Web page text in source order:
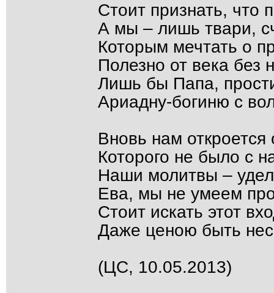
Стоит признать, что
А мы – лишь твари,
Которым мечтать о
Полезно от века без
Лишь бы Папа,
Ариадну-богиню с
Вновь нам
Которого не было с
Наши молитвы –
Ева, мы не умеем
Стоит искать этот
Даже ценою быть
(ЦС, 10.05.2013)